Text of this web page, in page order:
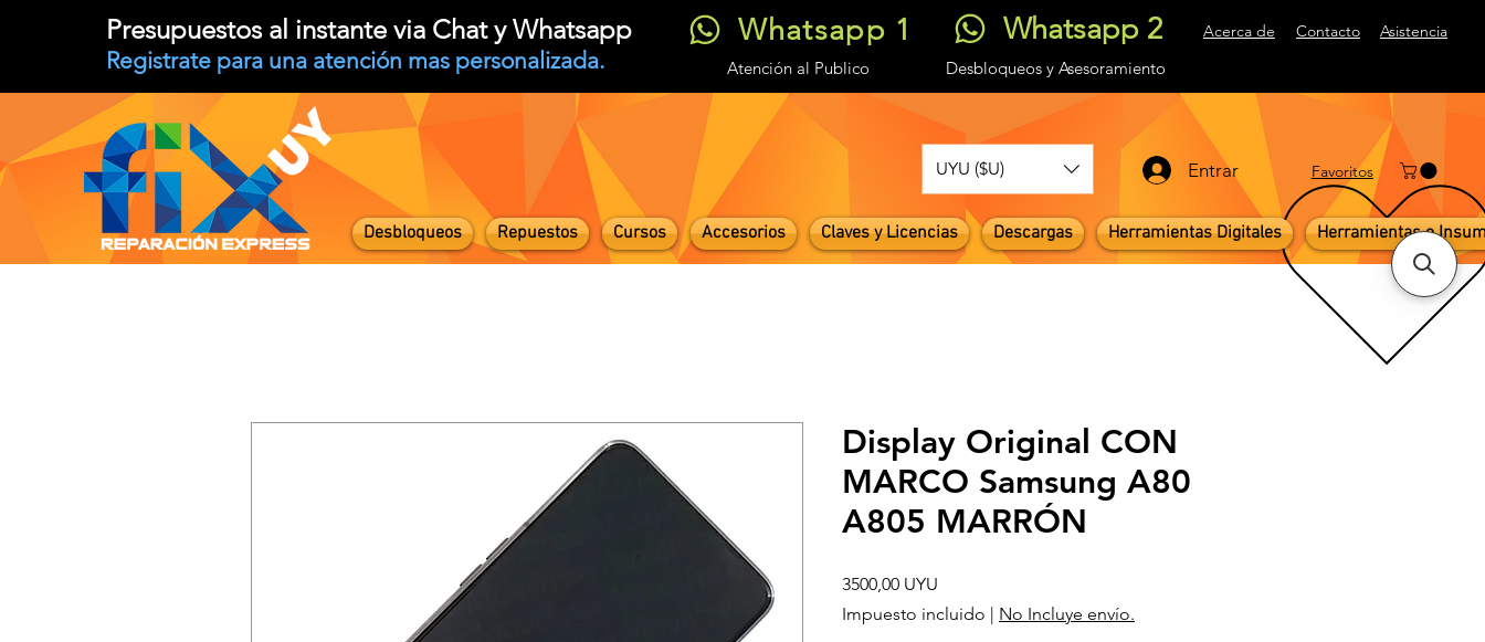
Presupuestos al instante via Chat y Whatsapp
Registrate para una atención mas personalizada.
Whatsapp 1 Whatsapp 2 Acerca de Contacto Asistencia
Atención al Publico Desbloqueos y Asesoramiento
UYU ($U) Entrar Favoritos
Desbloqueos Repuestos Cursos Accesorios Claves y Licencias Descargas Herramientas Digitales Herramientas e
Display Original CON
MARCO Samsung A80
A805 MARRÓN
3500,00 UYU
Impuesto incluido | No Incluye envío.